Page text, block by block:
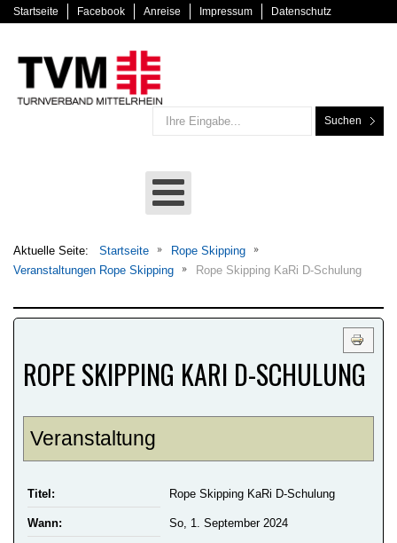
Startseite Facebook Anreise Impressum Datenschutz
Suchen
Aktuelle Seite: Startseite
Rope Skipping
Veranstaltungen Rope Skipping
Rope Skipping KaRi D-Schulung
ROPE SKIPPING KARI D-SCHULUNG
Veranstaltung
Titel: Rope Skipping KaRi D-Schulung
Wann: So, 1. September 2024